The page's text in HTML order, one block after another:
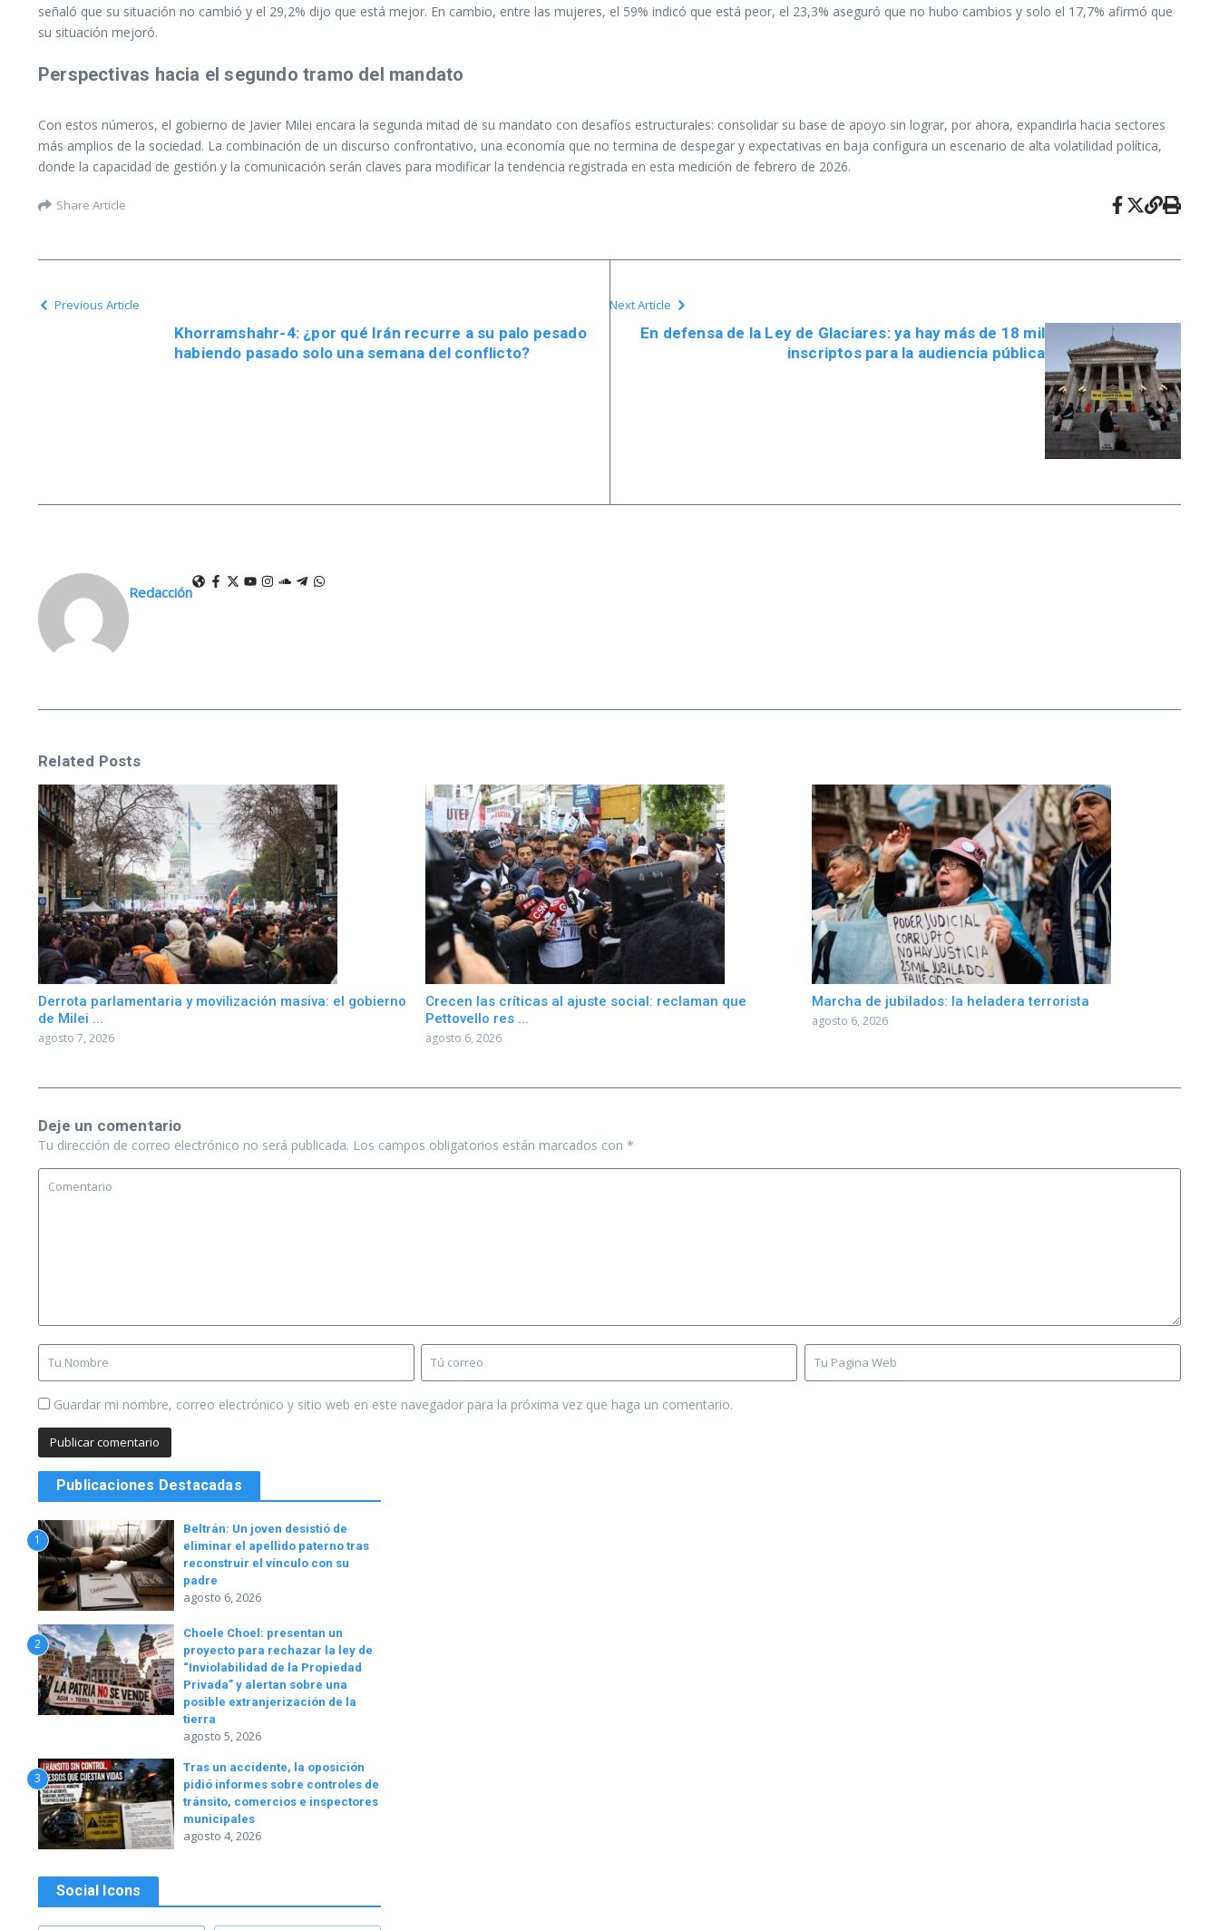
señaló que su situación no cambió y el 29,2% dijo que está mejor. En cambio, entre las mujeres, el 59% indicó que está peor, el 23,3% aseguró que no hubo cambios y solo el 17,7% afirmó que
su situación mejoró.
Perspectivas hacia el segundo tramo del mandato
Con estos números, el gobierno de Javier Milei encara la segunda mitad de su mandato con desafíos estructurales: consolidar su base de apoyo sin lograr, por ahora, expandirla hacia sectores
más amplios de la sociedad. La combinación de un discurso confrontativo, una economía que no termina de despegar y expectativas en baja configura un escenario de alta volatilidad política,
donde la capacidad de gestión y la comunicación serán claves para modificar la tendencia registrada en esta medición de febrero de 2026.
Share Article
Previous Article
Khorramshahr-4: ¿por qué Irán recurre a su palo pesado
habiendo pasado solo una semana del conflicto?
Next Article
En defensa de la Ley de Glaciares: ya hay más de 18 mil
inscriptos para la audiencia pública
Redacción
Related Posts
Derrota parlamentaria y movilización masiva: el gobierno
de Milei ...
agosto 7, 2026
Crecen las críticas al ajuste social: reclaman que
Pettovello res ...
agosto 6, 2026
Marcha de jubilados: la heladera terrorista
agosto 6, 2026
Deje un comentario
Tu dirección de correo electrónico no será publicada. Los campos obligatorios están marcados con *
Guardar mi nombre, correo electrónico y sitio web en este navegador para la próxima vez que haga un comentario.
Publicaciones Destacadas
1
Beltrán: Un joven desistió de
eliminar el apellido paterno tras
reconstruir el vínculo con su
padre
agosto 6, 2026
2
Choele Choel: presentan un
proyecto para rechazar la ley de
“Inviolabilidad de la Propiedad
Privada” y alertan sobre una
posible extranjerización de la
tierra
agosto 5, 2026
3
Tras un accidente, la oposición
pidió informes sobre controles de
tránsito, comercios e inspectores
municipales
agosto 4, 2026
Social Icons